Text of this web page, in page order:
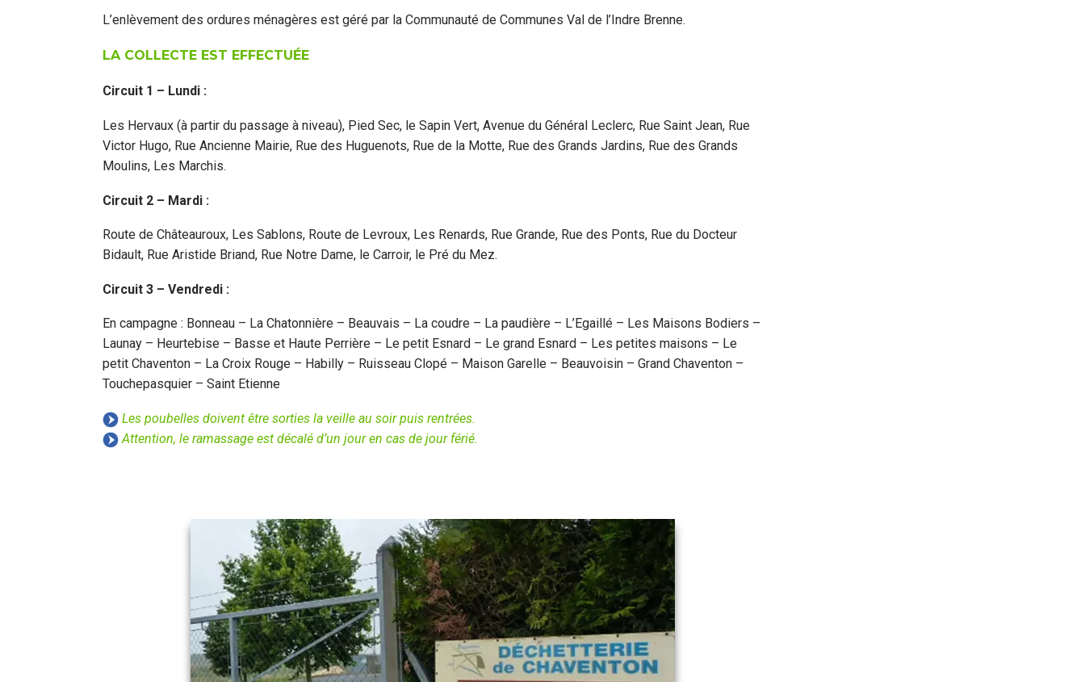
L’enlèvement des ordures ménagères est géré par la Communauté de Communes Val de l’Indre Brenne.
LA COLLECTE EST EFFECTUÉE
Circuit 1 – Lundi :
Les Hervaux (à partir du passage à niveau), Pied Sec, le Sapin Vert, Avenue du Général Leclerc, Rue Saint Jean, Rue
Victor Hugo, Rue Ancienne Mairie, Rue des Huguenots, Rue de la Motte, Rue des Grands Jardins, Rue des Grands
Moulins, Les Marchis.
Circuit 2 – Mardi :
Route de Châteauroux, Les Sablons, Route de Levroux, Les Renards, Rue Grande, Rue des Ponts, Rue du Docteur
Bidault, Rue Aristide Briand, Rue Notre Dame, le Carroir, le Pré du Mez.
Circuit 3 – Vendredi :
En campagne : Bonneau – La Chatonnière – Beauvais – La coudre – La paudière – L’Egaillé – Les Maisons Bodiers –
Launay – Heurtebise – Basse et Haute Perrière – Le petit Esnard – Le grand Esnard – Les petites maisons – Le
petit Chaventon – La Croix Rouge – Habilly – Ruisseau Clopé – Maison Garelle – Beauvoisin – Grand Chaventon –
Touchepasquier – Saint Etienne
Les poubelles doivent être sorties la veille au soir puis rentrées.
Attention, le ramassage est décalé d’un jour en cas de jour férié.